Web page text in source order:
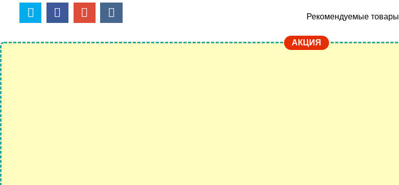
Мебель для вашего офиса? Есть оптовое решение!
Рекомендуемые товары
АКЦИЯ